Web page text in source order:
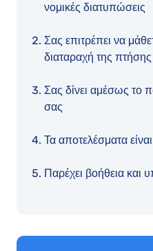
νομικές διατυπώσεις
Σας επιτρέπει να
διαταραχή της πτήσης
Σας δίνει αμέσως το
σας
Τα αποτελέσματα
Παρέχει βοήθεια και